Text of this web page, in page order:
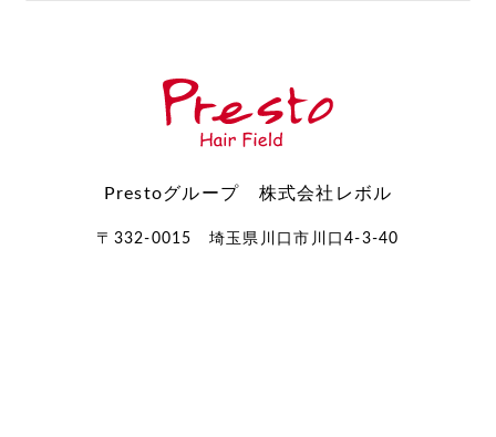
Prestoグループ 株式会社レボル
〒332-0015 埼玉県川口市川口4-3-40